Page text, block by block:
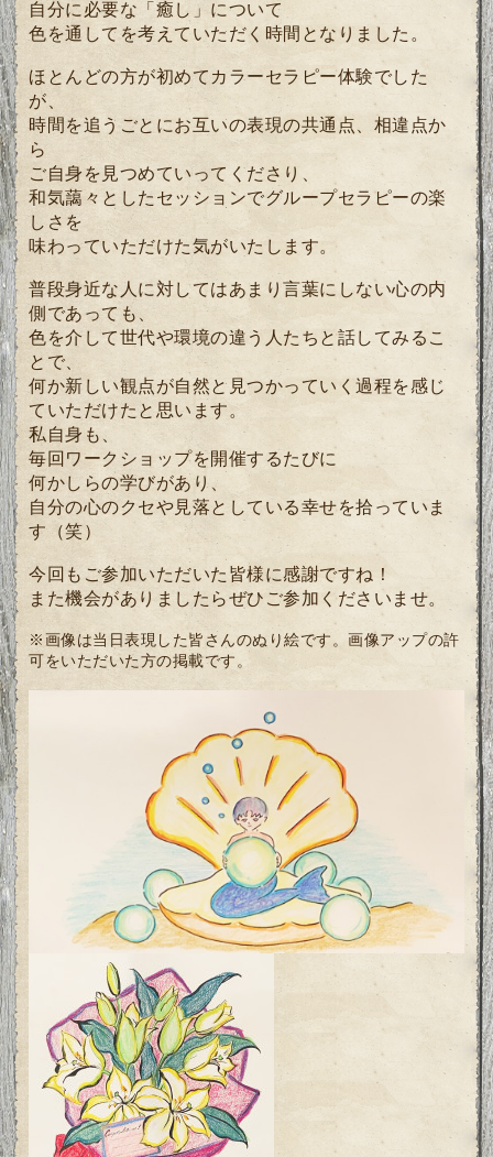
自分に必要な「癒し」について
色を通してを考えていただく時間となりました。
ほとんどの方が初めてカラーセラピー体験でした
が、
時間を追うごとにお互いの表現の共通点、相違点か
ら
ご自身を見つめていってくださり、
和気藹々としたセッションでグループセラピーの楽
しさを
味わっていただけた気がいたします。
普段身近な人に対してはあまり言葉にしない心の内
側であっても、
色を介して世代や環境の違う人たちと話してみるこ
とで、
何か新しい観点が自然と見つかっていく過程を感じ
ていただけたと思います。
私自身も、
毎回ワークショップを開催するたびに
何かしらの学びがあり、
自分の心のクセや見落としている幸せを拾っていま
す（笑）
今回もご参加いただいた皆様に感謝ですね！
また機会がありましたらぜひご参加くださいませ。
※画像は当日表現した皆さんのぬり絵です。画像アップの許
可をいただいた方の掲載です。